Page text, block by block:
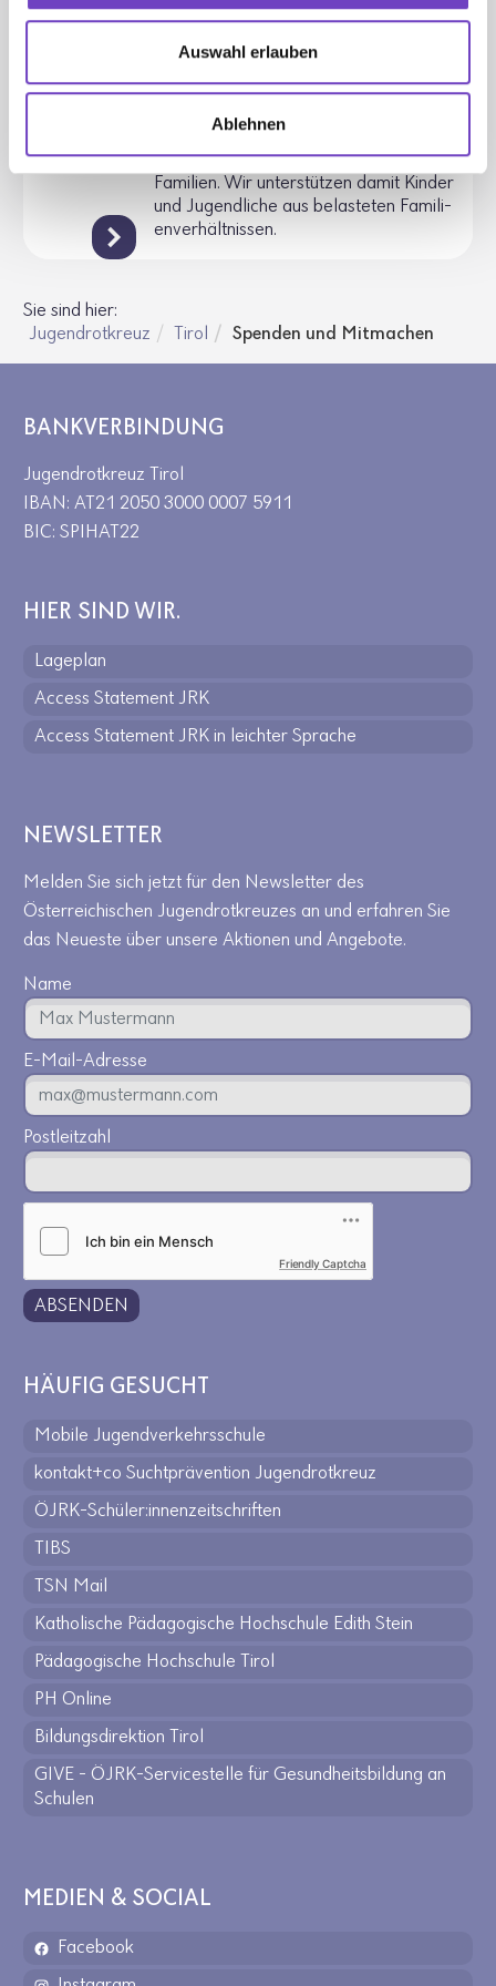
Auswahl erlauben
Ablehnen
Unterstützung für Tiroler
Familien in Not
"Schüler:innen helfen Schüler:innen" und
"Kinder helfen Kindern" ist der Soli­da­ri­
täts­fonds für in Not gera­tene Tiroler
Fami­lien. Wir unter­stützen damit Kinder
und Jugend­liche aus belas­teten Fami­li­
en­ver­hält­nissen.
Sie sind hier:
Jugendrotkreuz
Tirol Spenden und Mitmachen
BANKVERBINDUNG
Jugendrotkreuz Tirol
IBAN: AT21 2050 3000 0007 5911
BIC: SPIHAT22
HIER SIND WIR.
Lageplan
Access Statement JRK
Access Statement JRK in leichter Sprache
NEWSLETTER
Melden Sie sich jetzt für den Newsletter des
Österreichischen Jugendrotkreuzes an und erfahren Sie
das Neueste über unsere Aktionen und Angebote.
Name
E-Mail-Adresse
Postleitzahl
Friendly Captcha
ABSENDEN
HÄUFIG GESUCHT
Mobile Jugendverkehrsschule
kontakt+co Suchtprävention Jugendrotkreuz
ÖJRK-Schüler:innenzeitschriften
TIBS
TSN Mail
Katholische Pädagogische Hochschule Edith Stein
Pädagogische Hochschule Tirol
PH Online
Bildungsdirektion Tirol
GIVE - ÖJRK-Servicestelle für Gesundheitsbildung an
Schulen
MEDIEN & SOCIAL
Facebook